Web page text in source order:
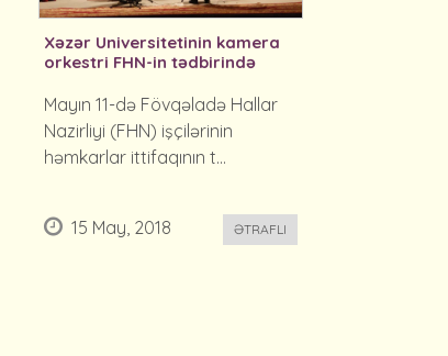
Xəzər Universitetinin kamera
orkestri FHN-in tədbirində
Mayın 11-də Fövqəladə Hallar
Nazirliyi (FHN) işçilərinin
həmkarlar ittifaqının t...
15 May, 2018 ƏTRAFLI